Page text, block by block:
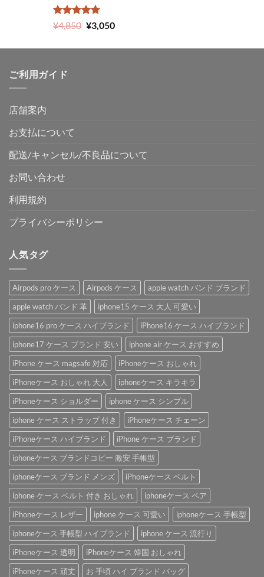
5段階中
5.00
の評価
¥4,850 元
価
¥3,050現
の
ご利用ガイド
店舗案内
お支払について
配送/キャンセル/不良品について
お問い合わせ
利用規約
プライバシーポリシー
人気タグ
Airpods pro ケース Airpods ケース
apple watch バンド ブランド
apple watch バンド 革
iphone15 ケース 大人 可愛い
iphone16 pro ケース ハイブランド
iPhone16 ケース ハイブランド
iphone17 ケース ブランド 安い
iphone air ケース おすすめ
iPhone ケース magsafe 対応
iPhoneケース おしゃれ
iPhoneケース おしゃれ 大人
iphoneケース キラキラ
iPhoneケース ショルダー
iphone ケース シンプル
iphone ケース ストラップ 付き
iPhoneケース チェーン
iPhoneケース ハイブランド
iPhone ケース ブランド
iphoneケース ブランドコピー 激安 手帳型
iphoneケース ブランド メンズ
iPhoneケース ベルト
iphone ケース ベルト 付き おしゃれ
iphoneケース ペア
iPhoneケース レザー
iphone ケース 可愛い
iphoneケース 手帳型
iphoneケース 手帳型 ハイブランド
iphone ケース 流行り
iPhoneケース 透明
iPhoneケース 韓国 おしゃれ
iPhoneケース 頑丈
お 手頃 ハイ ブランド バッグ